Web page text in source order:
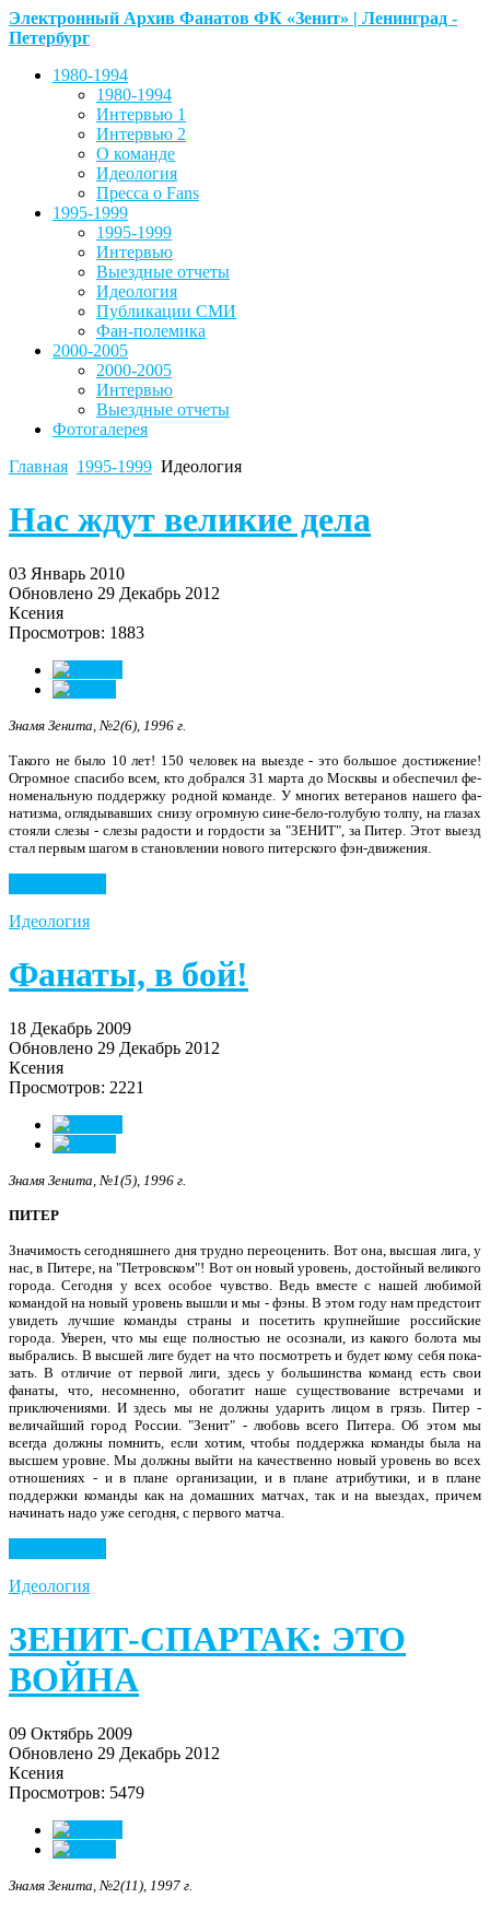
Электронный Архив Фанатов ФК «Зенит» | Ленинград -
Петербург
1980-1994
1980-1994
Интервью 1
Интервью 2
О команде
Идеология
Пресса о Fans
1995-1999
1995-1999
Интервью
Выездные отчеты
Идеология
Публикации СМИ
Фан-полемика
2000-2005
2000-2005
Интервью
Выездные отчеты
Фотогалерея
Главная 1995-1999 Идеология
Нас ждут великие дела
03 Январь 2010
Обновлено 29 Декабрь 2012
Ксения
Просмотров: 1883
Знамя Зенита, №2(6), 1996 г.
Такого не было 10 лет! 150 человек на выезде - это большое достижение!
Огромное спасибо всем, кто добрался 31 марта до Москвы и обеспечил фе­
номенальную поддержку родной ко­манде. У многих ветеранов нашего фа­
натизма, оглядывавших снизу огром­ную сине-бело-голубую толпу, на гла­зах
стояли слезы - слезы радости и гор­дости за "ЗЕНИТ", за Питер. Этот вы­езд
стал первым шагом в становлении нового питерского фэн-движения.
Идеология
Фанаты, в бой!
18 Декабрь 2009
Обновлено 29 Декабрь 2012
Ксения
Просмотров: 2221
Знамя Зенита, №1(5), 1996 г.
ПИТЕР
Значимость сегодняшнего дня трудно переоценить. Вот она, выс­шая лига, у
нас, в Питере, на "Пет­ровском"! Вот он новый уровень, достойный великого
города. Се­годня у всех особое чувство. Ведь вместе с нашей любимой
коман­дой на новый уровень вышли и мы - фэны. В этом году нам пред­стоит
увидеть лучшие команды страны и посетить крупнейшие российские
города. Уверен, что мы еще полностью не осознали, из какого болота мы
выбрались. В высшей лиге будет на что по­смотреть и будет кому себя пока­
зать. В отличие от первой лиги, здесь у большинства команд есть свои
фанаты, что, несомненно, обогатит наше существование встречами и
приключениями. И здесь мы не должны ударить ли­цом в грязь. Питер -
величайший город России. "Зенит" - любовь всего Питера. Об этом мы
всегда должны помнить, если хотим, что­бы поддержка команды была на
высшем уровне. Мы должны вый­ти на качественно новый уровень во всех
отношениях - и в плане организации, и в плане атрибути­ки, и в плане
поддержки коман­ды как на домашних матчах, так и на выездах, причем
начинать надо уже сегодня, с первого матча.
Идеология
ЗЕНИТ-СПАРТАК: ЭТО
ВОЙНА
09 Октябрь 2009
Обновлено 29 Декабрь 2012
Ксения
Просмотров: 5479
Знамя Зенита, №2(11), 1997 г.